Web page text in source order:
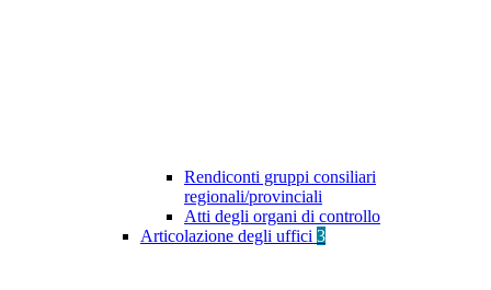
Rendiconti gruppi consiliari
regionali/provinciali
Atti degli organi di controllo
Articolazione degli uffici 3